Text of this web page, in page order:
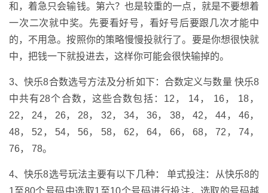
和，着急只会输钱。第六？也是较重的一点，就是不要想着
一次二次就中奖。先要看好号，看好号后要跟几次才能中
的，不用急。按照你的策略慢慢投就行了。要是你想很快就
中，把钱一下就投进去，这样你可能会很快输掉的。
3、快乐8合数选号方法及分析如下：合数定义与数量 快乐8
中共有28个合数，这些合数包括：12， 14， 16， 18，
22， 24， 26， 28， 32， 34， 36， 38， 42， 44， 46，
48， 52， 54， 56， 58， 62， 64， 66， 68， 72， 74，
76， 78。
4、快乐8选号玩法主要有以下几种： 单式投注：从快乐8的
1至80个号码中选取1至10个号码进行投注，选取的号码越